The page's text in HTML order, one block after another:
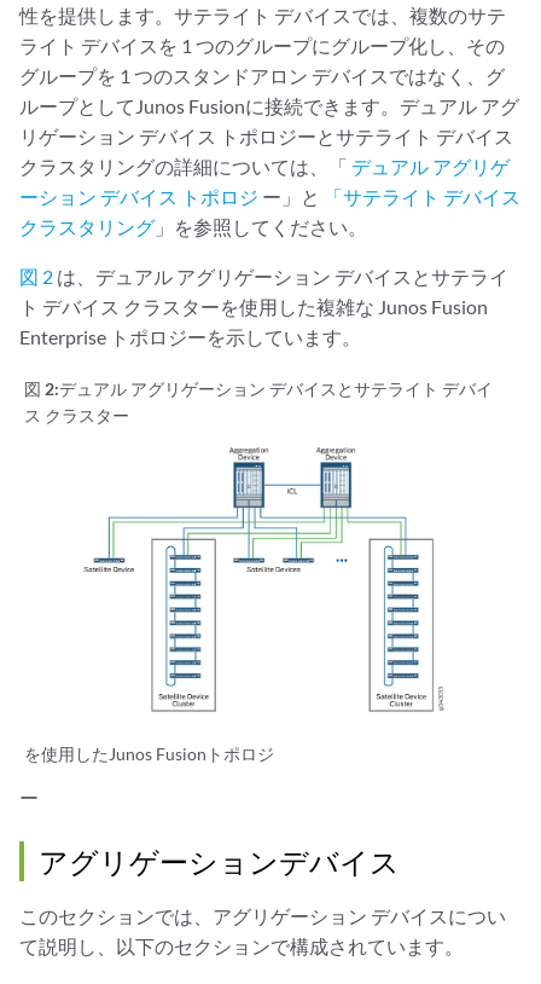
性を提供します。サテライト デバイスでは、複数のサテ
ライト デバイスを 1 つのグループにグループ化し、その
グループを 1 つのスタンドアロン デバイスではなく、グ
ループとしてJunos Fusionに接続できます。デュアル アグ
リゲーション デバイス トポロジーとサテライト デバイス
クラスタリングの詳細については、「 デュアル アグリゲ
ーション デバイス トポロジ ー」と
「サテライト デバイス
クラスタリング 」を参照してください。
図 2 は、デュアル アグリゲーション デバイスとサテライ
ト デバイス クラスターを使用した複雑な Junos Fusion
Enterprise トポロジーを示しています。
図 2:デュアル アグリゲーション デバイスとサテライト デバイ
ス クラスター
を使用したJunos Fusionトポロジ
ー
アグリゲーションデバイス
このセクションでは、アグリゲーション デバイスについ
て説明し、以下のセクションで構成されています。